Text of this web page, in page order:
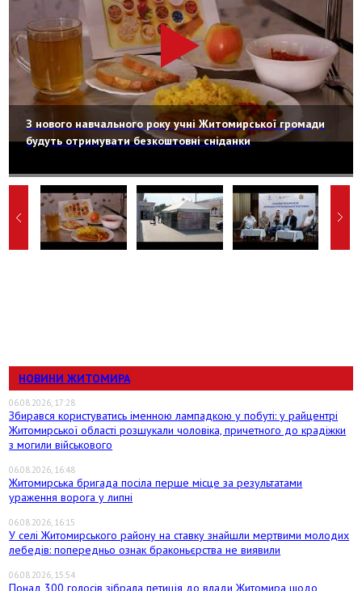
З нового навчального року учні Житомирської громади
будуть отримувати безкоштовні сніданки
НОВИНИ ЖИТОМИРА
06.08.2026, 17:28
Збирався користуватись іменною лампадкою у побуті: у райцентрі
Житомирської області розшукали чоловіка, причетного до крадіжки
з могили військового
06.08.2026, 16:48
Житомирська бригада посіла перше місце за результатами
ураження ворога у липні
06.08.2026, 16:15
У селі Житомирського району на ставку знайшли мертвими молодих
лебедів: попередньо ознак браконьєрства не виявили
06.08.2026, 15:54
Понад 300 голосів зібрала петиція до влади Житомира щодо